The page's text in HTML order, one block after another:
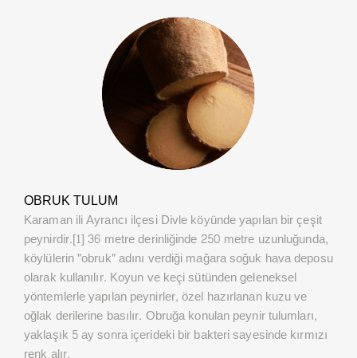
OBRUK TULUM
Karaman ili Ayrancı ilçesi Divle köyünde yapılan bir çeşit
peynirdir.[1] 36 metre derinliğinde 250 metre uzunluğunda,
köylülerin "obruk" adını verdiği mağara soğuk hava deposu
olarak kullanılır. Koyun ve keçi sütünden geleneksel
yöntemlerle yapılan peynirler, özel hazırlanan kuzu ve
oğlak derilerine basılır. Obruğa konulan peynir tulumları,
yaklaşık 5 ay sonra içerideki bir bakteri sayesinde kırmızı